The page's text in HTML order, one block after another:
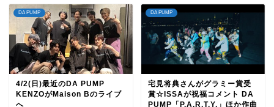
DA PUMP
4/2(日)最近のDA PUMP
KENZOがMaison Bのライブ
へ
DA PUMP
宅見将典さんがグラミー賞受
賞☆ISSAが祝福コメント DA
PUMP「P.A.R.T.Y.」ほか作曲